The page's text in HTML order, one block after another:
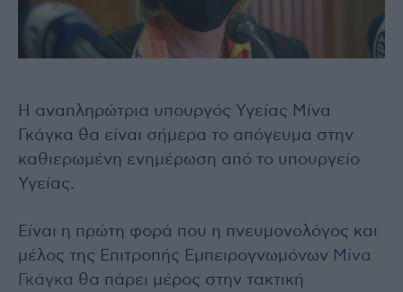
Η αναπληρώτρια υπουργός Υγείας Μίνα
Γκάγκα θα είναι σήμερα το απόγευμα στην
καθιερωμένη ενημέρωση από το υπουργείο
Υγείας.
Είναι η πρώτη φορά που η πνευμονολόγος και
μέλος της Επιτροπής Εμπειρογνωμόνων Μίνα
Γκάγκα θα πάρει μέρος στην τακτική